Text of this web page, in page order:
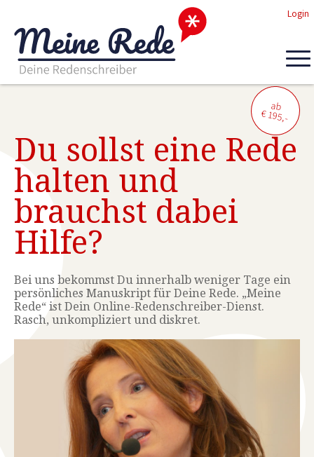
Login
ab
€ 195,-
Du sollst eine Rede
halten und
brauchst dabei
Hilfe?
Bei uns bekommst Du innerhalb weniger Tage ein
persönliches Manuskript für Deine Rede. „Meine
Rede“ ist Dein Online-Redenschreiber-Dienst.
Rasch, unkompliziert und diskret.